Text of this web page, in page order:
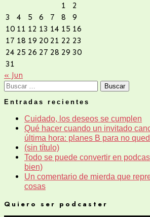
1
2
3
4 5 6 7 8
9
10 11 12 13 14 15 16
17 18 19 20 21 22 23
24 25 26 27 28 29 30
31
« Jun
Buscar:
Entradas recientes
Cuidado, los deseos se cumplen
Qué hacer cuando un invitado
última hora: planes B para no
(sin título)
Todo se puede convertir en
bien)
Un comentario de mierda que
cosas
Quiero ser podcaster